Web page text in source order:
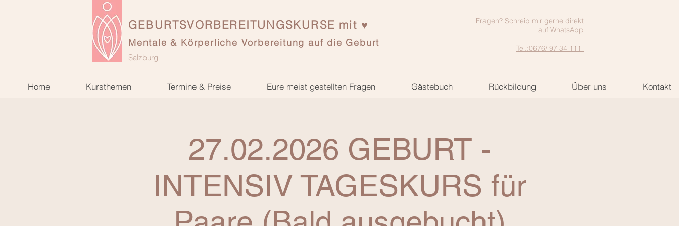
GEBURTSVORBEREITUNGSKURSE mit ♥
Mentale & Körperliche Vorbereitung auf die Geburt
Salzburg
Fragen? Schreib mir gerne direkt
auf WhatsApp
Tel.:0676/ 97 34 111
Home Kursthemen Termine & Preise Eure meist gestellten Fragen Gästebuch Rückbildung Über uns Kontakt
27.02.2026 GEBURT -
INTENSIV TAGESKURS für